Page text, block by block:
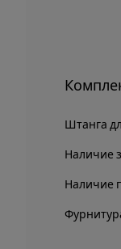
Штанга
Наличие
Наличие